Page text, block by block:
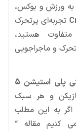
به ورزش و بوکس،
تجربه‌ای پرتحرک
هستید،
و ماجراجویی
پلی استیشن 5
و هر سبک
اگر به این مطلب
کنیم مقاله “